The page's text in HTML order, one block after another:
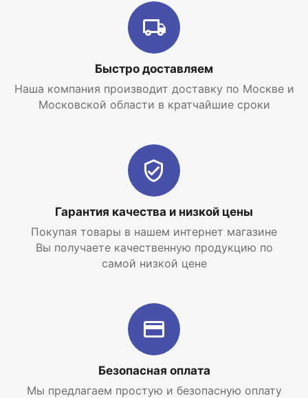
системы водоснабжения с максимальным напором
Интернет-магазин отопительных систем и
водоснабженияEraTepla.ruпредлагает
погружной колодезный насос GrundfosSB 3-35
по самой низкой цене с доставкой по Москве и
Быстро доставляем
Наша компания производит доставку по Москве и
Московской области в кратчайшие сроки
Гарантия качества и низкой цены
Покупая товары в нашем интернет магазине
Вы получаете качественную продукцию по
самой низкой цене
Безопасная оплата
Мы предлагаем простую и безопасную оплату